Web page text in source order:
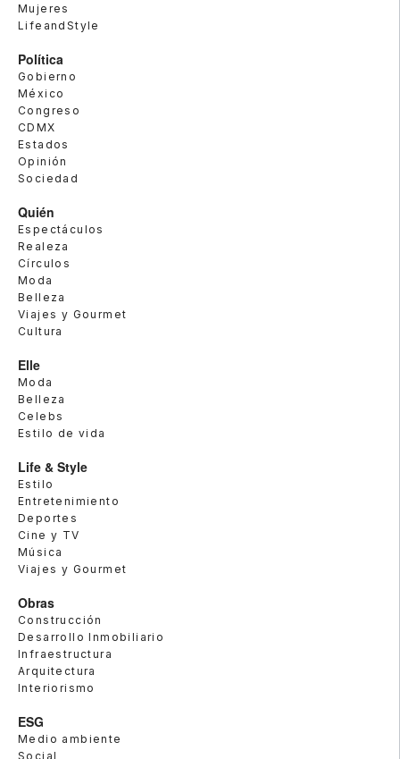
Mujeres
LifeandStyle
Política
Gobierno
México
Congreso
CDMX
Estados
Opinión
Sociedad
Quién
Espectáculos
Realeza
Círculos
Moda
Belleza
Viajes y Gourmet
Cultura
Elle
Moda
Belleza
Celebs
Estilo de vida
Life & Style
Estilo
Entretenimiento
Deportes
Cine y TV
Música
Viajes y Gourmet
Obras
Construcción
Desarrollo Inmobiliario
Infraestructura
Arquitectura
Interiorismo
ESG
Medio ambiente
Social